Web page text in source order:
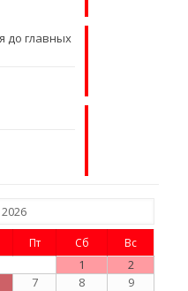
до главных
Пт Сб Вс
1
2
7 8
9